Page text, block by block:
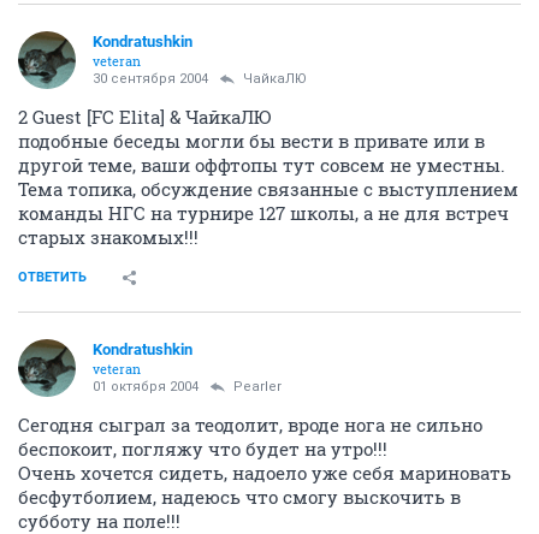
Kondratushkin
veteran
30 сентября 2004 ЧайкаЛЮ
2 Guest [FC Elita] & ЧайкаЛЮ
подобные беседы могли бы вести в привате или в
другой теме, ваши оффтопы тут совсем не уместны.
Тема топика, обсуждение связанные с выступлением
команды НГС на турнире 127 школы, а не для встреч
старых знакомых!!!
ОТВЕТИТЬ
Kondratushkin
veteran
01 октября 2004 Pearler
Сегодня сыграл за теодолит, вроде нога не сильно
беспокоит, погляжу что будет на утро!!!
Очень хочется сидеть, надоело уже себя мариновать
бесфутболием, надеюсь что смогу выскочить в
субботу на поле!!!